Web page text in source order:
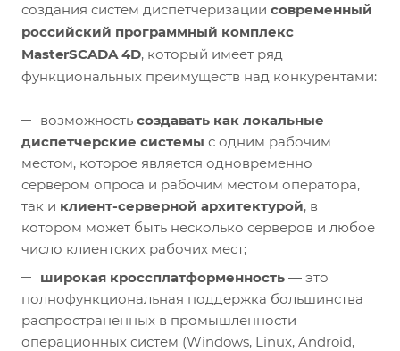
создания систем диспетчеризации современный
российский программный комплекс
MasterSCADA 4D, который имеет ряд
функциональных преимуществ над конкурентами:
возможность создавать как локальные
диспетчерские системы с одним рабочим
местом, которое является одновременно
сервером опроса и рабочим местом оператора,
так и клиент-серверной архитектурой, в
котором может быть несколько серверов и любое
число клиентских рабочих мест;
широкая кроссплатформенность — это
полнофункциональная поддержка большинства
распространенных в промышленности
операционных систем (Windows, Linux, Android,